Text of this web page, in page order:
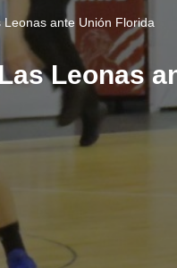
Leonas ante Unión Florida
Leonas